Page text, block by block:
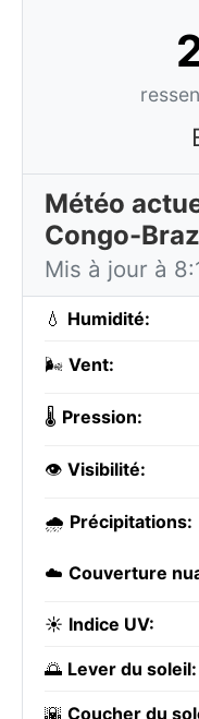
Météo
Congo-
Mis à jour à
💧 Humidité:
🌬️ Vent:
🌡️ Pression:
👁️ Visibilité:
🌧️ Précipitations:
☁️ Couverture
☀️ Indice UV:
🌅 Lever du soleil:
🌇 Coucher du